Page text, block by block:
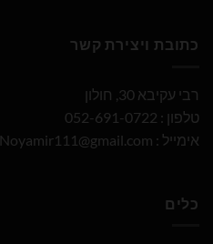
כתובת ויצירת קשר
רבי עקיבא 30, חולון
טלפון : 052-691-0722
אימייל : Noyamir111@gmail.com
כלים